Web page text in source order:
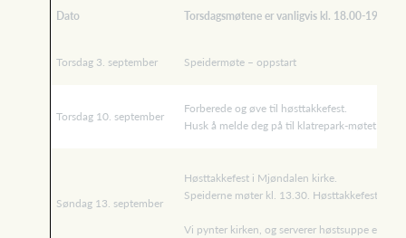
Dato Torsdagsmøtene er vanligvis kl. 18.00-19.30
Torsdag 3. september Speidermøte – oppstart
Torsdag 10. september
Forberede og øve til høsttakkefest.
Husk å melde deg på til klatrepark-møtet!
Søndag 13. september
Høsttakkefest i Mjøndalen kirke.
Speiderne møter kl. 13.30. Høsttakkefesten
Vi pynter kirken, og serverer høstsuppe etter